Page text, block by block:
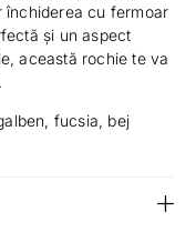
închiderea cu fermoar
și un aspect
această rochie te va
fucsia, bej